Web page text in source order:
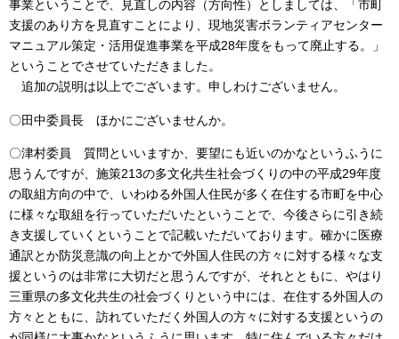
事業ということで、見直しの内容（方向性）としましては、「市町
支援のあり方を見直すことにより、現地災害ボランティアセンター
マニュアル策定・活用促進事業を平成28年度をもって廃止する。」
ということでさせていただきました。
追加の説明は以上でございます。申しわけございません。
〇田中委員長 ほかにございませんか。
〇津村委員 質問といいますか、要望にも近いのかなというふうに
思うんですが、施策213の多文化共生社会づくりの中の平成29年度
の取組方向の中で、いわゆる外国人住民が多く在住する市町を中心
に様々な取組を行っていただいたということで、今後さらに引き続
き支援していくということで記載いただいております。確かに医療
通訳とか防災意識の向上とかで外国人住民の方々に対する様々な支
援というのは非常に大切だと思うんですが、それとともに、やはり
三重県の多文化共生の社会づくりという中には、在住する外国人の
方々とともに、訪れていただく外国人の方々に対する支援というの